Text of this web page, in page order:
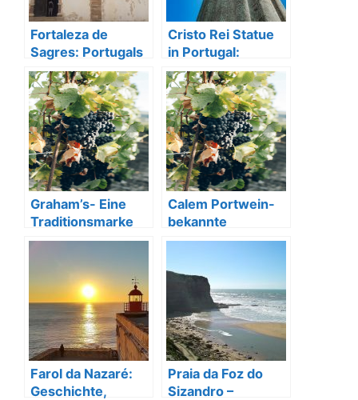
Fortaleza de
Sagres: Portugals
Tor zu den
Entdeckungen
Cristo Rei Statue
in Portugal:
Aussicht &
Geschichte
Graham’s- Eine
Traditionsmarke
für Premium-
Calem Portwein-
bekannte
Portweinmarke
Farol da Nazaré:
Geschichte,
Praia da Foz do
Sizandro –